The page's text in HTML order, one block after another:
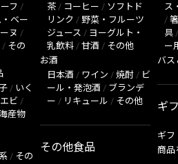
フ /
ベー
ヌ /
/ その
/ いく
ビ /
産物
/ その
茶 / コーヒー / ソフトド
リンク / 野菜・フルーツ
ジュース / ヨーグルト・
乳飲料 / 甘酒 / その他
お酒
日本酒 / ワイン / 焼酎 / ビ
ール・発泡酒 / ブランデ
ー / リキュール / その他
その他食品
ス
/
具 /
ー
バス
ギ
ギフ
商品